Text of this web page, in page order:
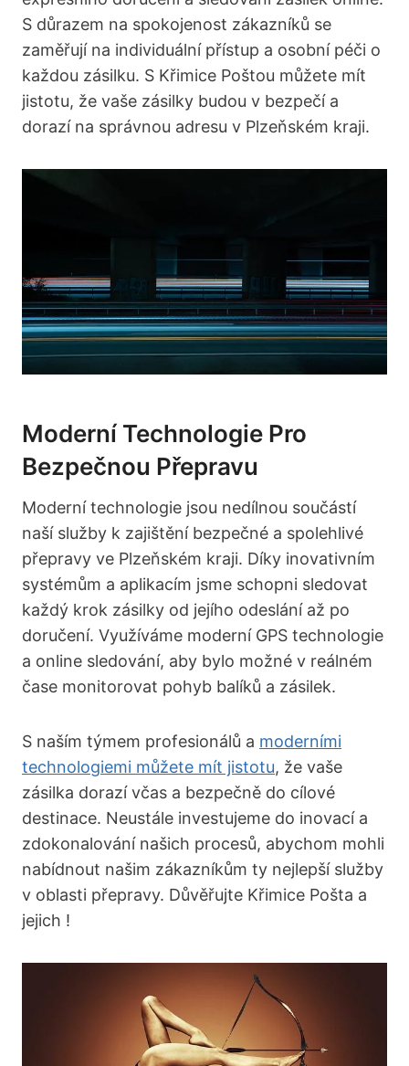
S důrazem na spokojenost zákazníků se
zaměřují na individuální přístup a osobní péči o
každou zásilku. S Křimice Poštou můžete mít
jistotu, že vaše zásilky budou v bezpečí a
dorazí na správnou adresu v Plzeňském kraji.
Moderní Technologie Pro
Bezpečnou Přepravu
Moderní technologie jsou nedílnou součástí
naší služby k zajištění bezpečné a spolehlivé
přepravy ve Plzeňském kraji. Díky inovativním
systémům a aplikacím jsme schopni sledovat
každý krok zásilky od jejího odeslání až po
doručení. Využíváme moderní GPS technologie
a online sledování, aby bylo možné v reálném
čase monitorovat pohyb balíků a zásilek.
S naším týmem profesionálů a moderními
technologiemi můžete mít jistotu, že vaše
zásilka dorazí včas a bezpečně do cílové
destinace. Neustále investujeme do inovací a
zdokonalování našich procesů, abychom mohli
nabídnout našim zákazníkům ty nejlepší služby
v oblasti přepravy. Důvěřujte Křimice Pošta a
jejich !